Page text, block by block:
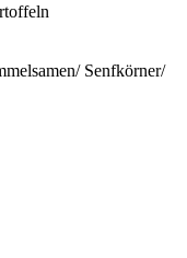
Senfkörner/